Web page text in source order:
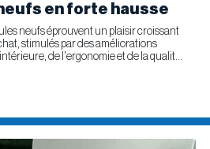
en forte hausse
neufs éprouvent un plaisir croissant
stimulés par des améliorations
de l'ergonomie et de la qualité